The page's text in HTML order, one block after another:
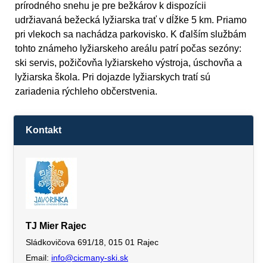
prírodného snehu je pre bežkárov k dispozícii
udržiavaná bežecká lyžiarska trať v dĺžke 5 km. Priamo
pri vlekoch sa nachádza parkovisko. K ďalším službám
tohto známeho lyžiarskeho areálu patrí počas sezóny:
ski servis, požičovňa lyžiarskeho výstroja, úschovňa a
lyžiarska škola. Pri dojazde lyžiarskych tratí sú
zariadenia rýchleho občerstvenia.
Kontakt
TJ Mier Rajec
Sládkovičova 691/18, 015 01 Rajec
Email: info@cicmany-ski.sk